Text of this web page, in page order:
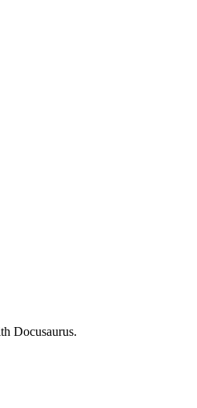
Docusaurus.